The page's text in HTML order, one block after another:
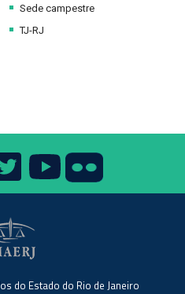
Sede campestre
TJ-RJ
do Estado do Rio de Janeiro